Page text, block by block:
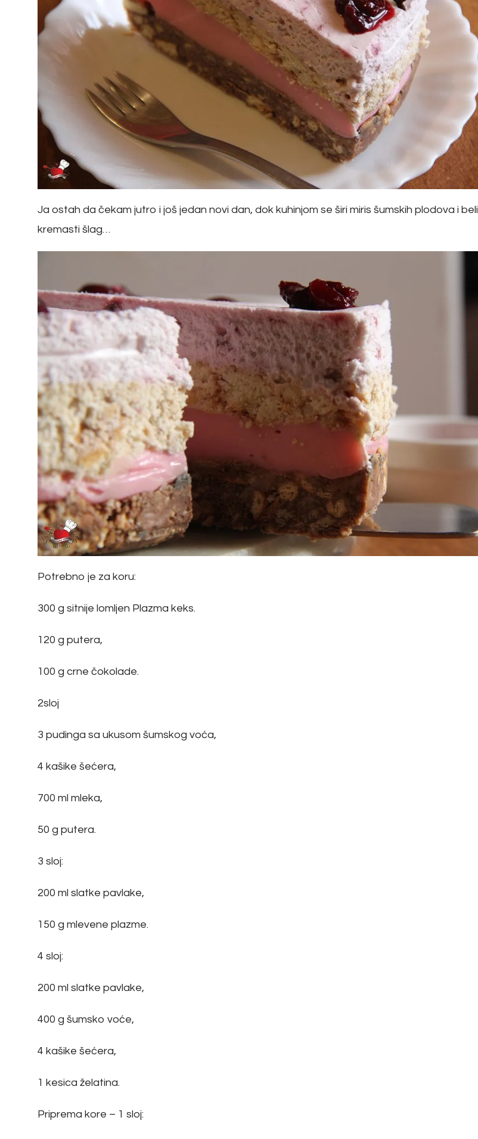
Ja ostah da čekam jutro i još jedan novi dan, dok kuhinjom se širi miris šumskih plodova i beli
kremasti šlag…
Potrebno je za koru:
300 g sitnije lomljen Plazma keks.
120 g putera,
100 g crne čokolade.
2sloj
3 pudinga sa ukusom šumskog voća,
4 kašike šećera,
700 ml mleka,
50 g putera.
3 sloj:
200 ml slatke pavlake,
150 g mlevene plazme.
4 sloj:
200 ml slatke pavlake,
400 g šumsko voće,
4 kašike šećera,
1 kesica želatina.
Priprema kore – 1 sloj: